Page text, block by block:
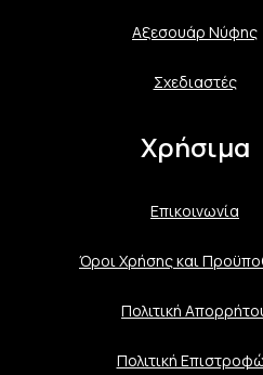
Αξεσουάρ Νύφης
Σχεδιαστές
Χρήσιμα
Επικοινωνία
Όροι Χρήσης και
Πολιτική
Πολιτική